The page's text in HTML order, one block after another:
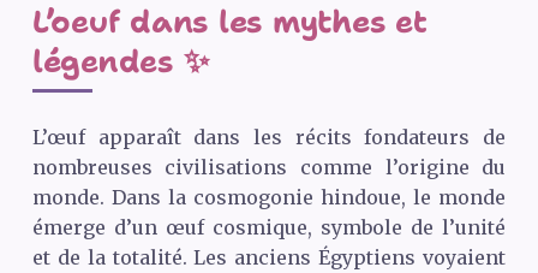
L’oeuf dans les mythes et
légendes ✨
L’œuf apparaît dans les récits fondateurs de
nombreuses civilisations comme l’origine du
monde. Dans la cosmogonie hindoue, le monde
émerge d’un œuf cosmique, symbole de l’unité
et de la totalité. Les anciens Égyptiens voyaient